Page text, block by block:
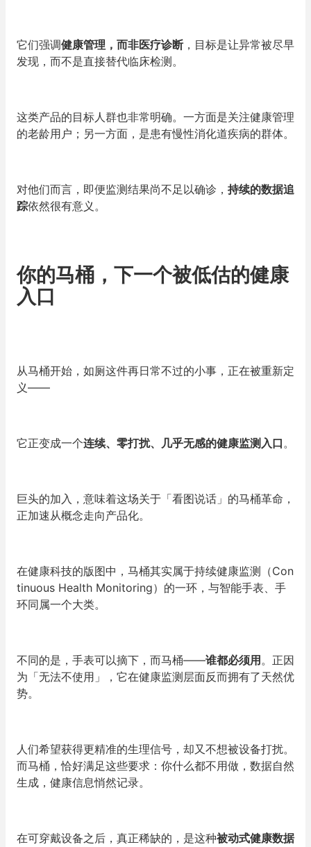
它们强调健康管理，而非医疗诊断 ，目标是让异常被尽早
发现，而不是直接替代临床检测。
这类产品的目标人群也非常明确。一方面是关注健康管理
的老龄用户；另一方面，是患有慢性消化道疾病的群体。
对他们而言，即便监测结果尚不足以确诊， 持续的数据追
踪依然很有意义。
你的马桶，下一个被低估的健康
入口
从马桶开始，如厕这件再日常不过的小事，正在被重新定
义——
它正变成一个连续、零打扰、几乎无感的健康监测入口 。
巨头的加入，意味着这场关于 「看图说话 」 的马桶革命，
正加速从概念走向产品化。
在健康科技的版图中，马桶其实属于持续健康监测（Con
tinuous Health Monitoring）的一环，与智能手表、手
环同属一个大类。
不同的是，手表可以摘下，而马桶——谁都必须用。正因
为 「无法不使用 」
，它在健康监测层面反而拥有了天然优
势。
人们希望获得更精准的生理信号，却又不想被设备打扰。
而马桶，恰好满足这些要求：你什么都不用做，数据自然
生成，健康信息悄然记录。
在可穿戴设备之后，真正稀缺的，是这种被动式健康数据